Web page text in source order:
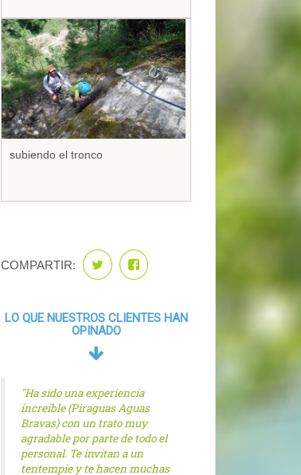
subiendo el tronco
COMPARTIR:
LO QUE NUESTROS CLIENTES HAN
OPINADO
"Ha sido una experiencia
increíble (Piraguas Aguas
Bravas) con un trato muy
agradable por parte de todo el
personal. Te invitan a un
tentempie y te hacen muchas